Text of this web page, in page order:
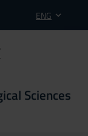
ENG
Sciences